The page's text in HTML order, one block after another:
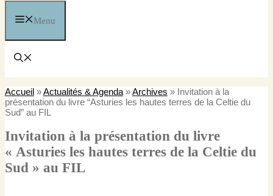
Menu
Accueil »Actualités & Agenda »Archives » Invitation à la
présentation du livre “Asturies les hautes terres de la Celtie du
Sud” au FIL
Invitation à la présentation du livre
« Asturies les hautes terres de la Celtie du
Sud » au FIL